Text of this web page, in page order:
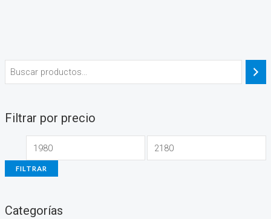
Filtrar por precio
FILTRAR
Categorías